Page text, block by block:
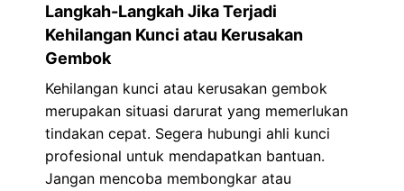
Langkah-Langkah Jika Terjadi
Kehilangan Kunci atau Kerusakan
Gembok
Kehilangan kunci atau kerusakan gembok
merupakan situasi darurat yang memerlukan
tindakan cepat. Segera hubungi ahli kunci
profesional untuk mendapatkan bantuan.
Jangan mencoba membongkar atau